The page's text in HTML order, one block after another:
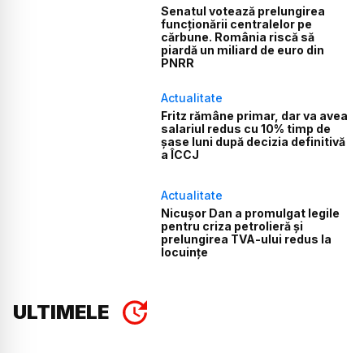
Senatul votează prelungirea
funcționării centralelor pe
cărbune. România riscă să
piardă un miliard de euro din
PNRR
Actualitate
Fritz rămâne primar, dar va avea
salariul redus cu 10% timp de
șase luni după decizia definitivă
a ÎCCJ
Actualitate
Nicușor Dan a promulgat legile
pentru criza petrolieră și
prelungirea TVA-ului redus la
locuințe
ULTIMELE